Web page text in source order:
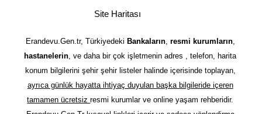
Site Haritası
Erandevu.Gen.tr, Türkiyedeki Bankaların, resmi kurumların,
hastanelerin, ve daha bir çok işletmenin adres , telefon, harita
konum bilgilerini şehir şehir listeler halinde içerisinde toplayan,
ayrıca günlük hayatta ihtiyaç duyulan başka bilgileride içeren
tamamen ücretsizresmi kurumlar ve online yaşam rehberidir.